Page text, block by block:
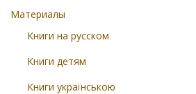
Материалы
Книги на русском
Книги детям
Книги українською